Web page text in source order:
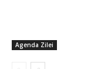
Agenda Zilei